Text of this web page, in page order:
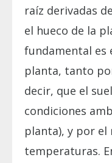
raíz derivadas
el hueco de la
fundamental es
planta, tanto
decir, que el
condiciones
planta), y por el
temperaturas.